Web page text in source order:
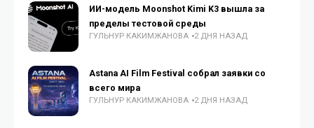
ИИ-модель Moonshot Kimi K3 вышла за
пределы тестовой среды
ГУЛЬНУР КАКИМЖАНОВА 2 ДНЯ НАЗАД
Astana AI Film Festival собрал заявки со
всего мира
ГУЛЬНУР КАКИМЖАНОВА 2 ДНЯ НАЗАД